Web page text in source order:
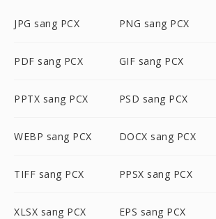
JPG sang PCX PNG sang PCX
PDF sang PCX GIF sang PCX
PPTX sang PCX PSD sang PCX
WEBP sang PCX DOCX sang PCX
TIFF sang PCX PPSX sang PCX
XLSX sang PCX EPS sang PCX